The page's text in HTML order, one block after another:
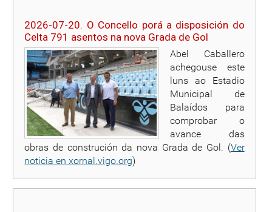
2026-07-20. O Concello porá a disposición do
Celta 791 asentos na nova Grada de Gol
Abel Caballero
achegouse este
luns ao Estadio
Municipal de
Balaídos para
comprobar o
avance das
obras de construción da nova Grada de Gol. (Ver
noticia en xornal.vigo.org)